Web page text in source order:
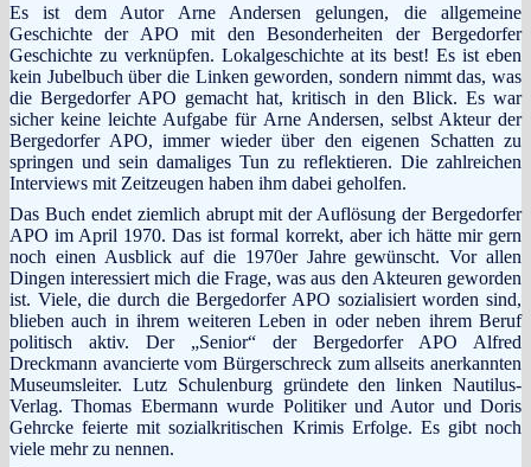
Es ist dem Autor Arne Andersen gelungen, die allgemeine
Geschichte der APO mit den Besonderheiten der Bergedorfer
Geschichte zu verknüpfen. Lokalgeschichte at its best! Es ist eben
kein Jubelbuch über die Linken geworden, sondern nimmt das, was
die Bergedorfer APO gemacht hat, kritisch in den Blick. Es war
sicher keine leichte Aufgabe für Arne Andersen, selbst Akteur der
Bergedorfer APO, immer wieder über den eigenen Schatten zu
springen und sein damaliges Tun zu reflektieren. Die zahlreichen
Interviews mit Zeitzeugen haben ihm dabei geholfen.
Das Buch endet ziemlich abrupt mit der Auflösung der Bergedorfer
APO im April 1970. Das ist formal korrekt, aber ich hätte mir gern
noch einen Ausblick auf die 1970er Jahre gewünscht. Vor allen
Dingen interessiert mich die Frage, was aus den Akteuren geworden
ist. Viele, die durch die Bergedorfer APO sozialisiert worden sind,
blieben auch in ihrem weiteren Leben in oder neben ihrem Beruf
politisch aktiv. Der „Senior“ der Bergedorfer APO Alfred
Dreckmann avancierte vom Bürgerschreck zum allseits anerkannten
Museumsleiter. Lutz Schulenburg gründete den linken Nautilus-
Verlag. Thomas Ebermann wurde Politiker und Autor und Doris
Gehrcke feierte mit sozialkritischen Krimis Erfolge. Es gibt noch
viele mehr zu nennen.